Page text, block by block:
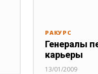
РАКУРС
Генералы
карьеры
13/01/2009